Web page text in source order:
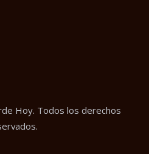
Hoy. Todos los derechos